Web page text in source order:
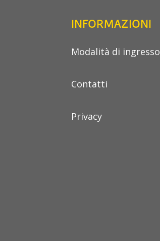
INFORMAZIONI
Modalità di ingresso
Contatti
Privacy